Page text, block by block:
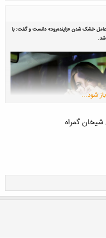
عامل خشک شدن «زاینده‌رود» دانست و گفت: با
شد.
به گزارش خبرگزاری ایسنا، آیت‌الله یوسف طباطبائی‌نژاد در نمازجمعه ۲۰ خرداد
حزب‌الله به خاطر بی‌اعتنایی به
گفت: "چرا شما نسبت به راننده زن
حزب‌ا‌لله نیستید."
مخابرات گفت: "اگر
را دستگیر نکنید،
شود...
شیخان گمراه